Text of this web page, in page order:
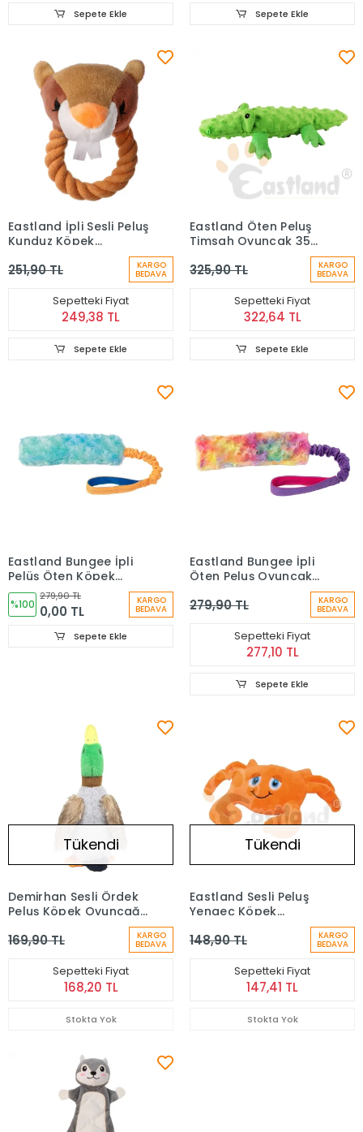
Sepete Ekle Sepete Ekle
Eastland İpli Sesli Peluş
Kunduz Köpek
251,90 TL KARGO
BEDAVA
Sepetteki Fiyat
249,38 TL
Sepete Ekle
Eastland Öten Peluş
Timsah Oyuncak 35
325,90 TL KARGO
BEDAVA
Sepetteki Fiyat
322,64 TL
Sepete Ekle
Eastland Bungee İpli
Pelüş Öten Köpek
Oyuncağı Mavi (52
cm)
%100
279,90 TL
0,00 TL
KARGO
BEDAVA
Sepete Ekle
Eastland Bungee İpli
Öten Peluş Oyuncak
279,90 TL KARGO
BEDAVA
Sepetteki Fiyat
277,10 TL
Sepete Ekle
Tükendi
Demirhan Sesli Ördek
Peluş Köpek Oyuncağı
169,90 TL KARGO
BEDAVA
Sepetteki Fiyat
168,20 TL
Stokta Yok
Tükendi
Eastland Sesli Peluş
Yengeç Köpek
148,90 TL KARGO
BEDAVA
Sepetteki Fiyat
147,41 TL
Stokta Yok